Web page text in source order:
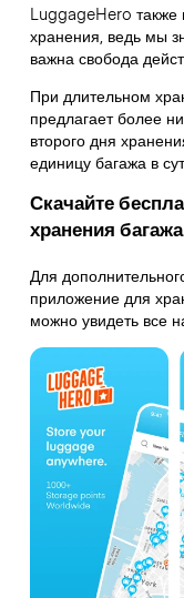
LuggageHero также
хранения, ведь мы
важна свобода
При длительном
предлагает более
второго дня
единицу багажа в
Скачайте
хранения
Для
приложение для
можно увидеть все